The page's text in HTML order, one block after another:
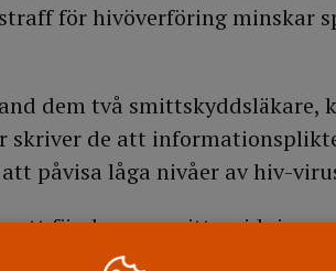
för hivöverföring minskar
dem två smittskyddsläkare,
skriver de att
påvisa låga nivåer av hiv-
att förebygga smittspridning